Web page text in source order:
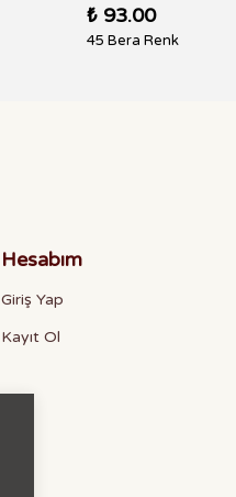
₺ 93.00
45 Bera Renk
Hesabım
Giriş Yap
Kayıt Ol